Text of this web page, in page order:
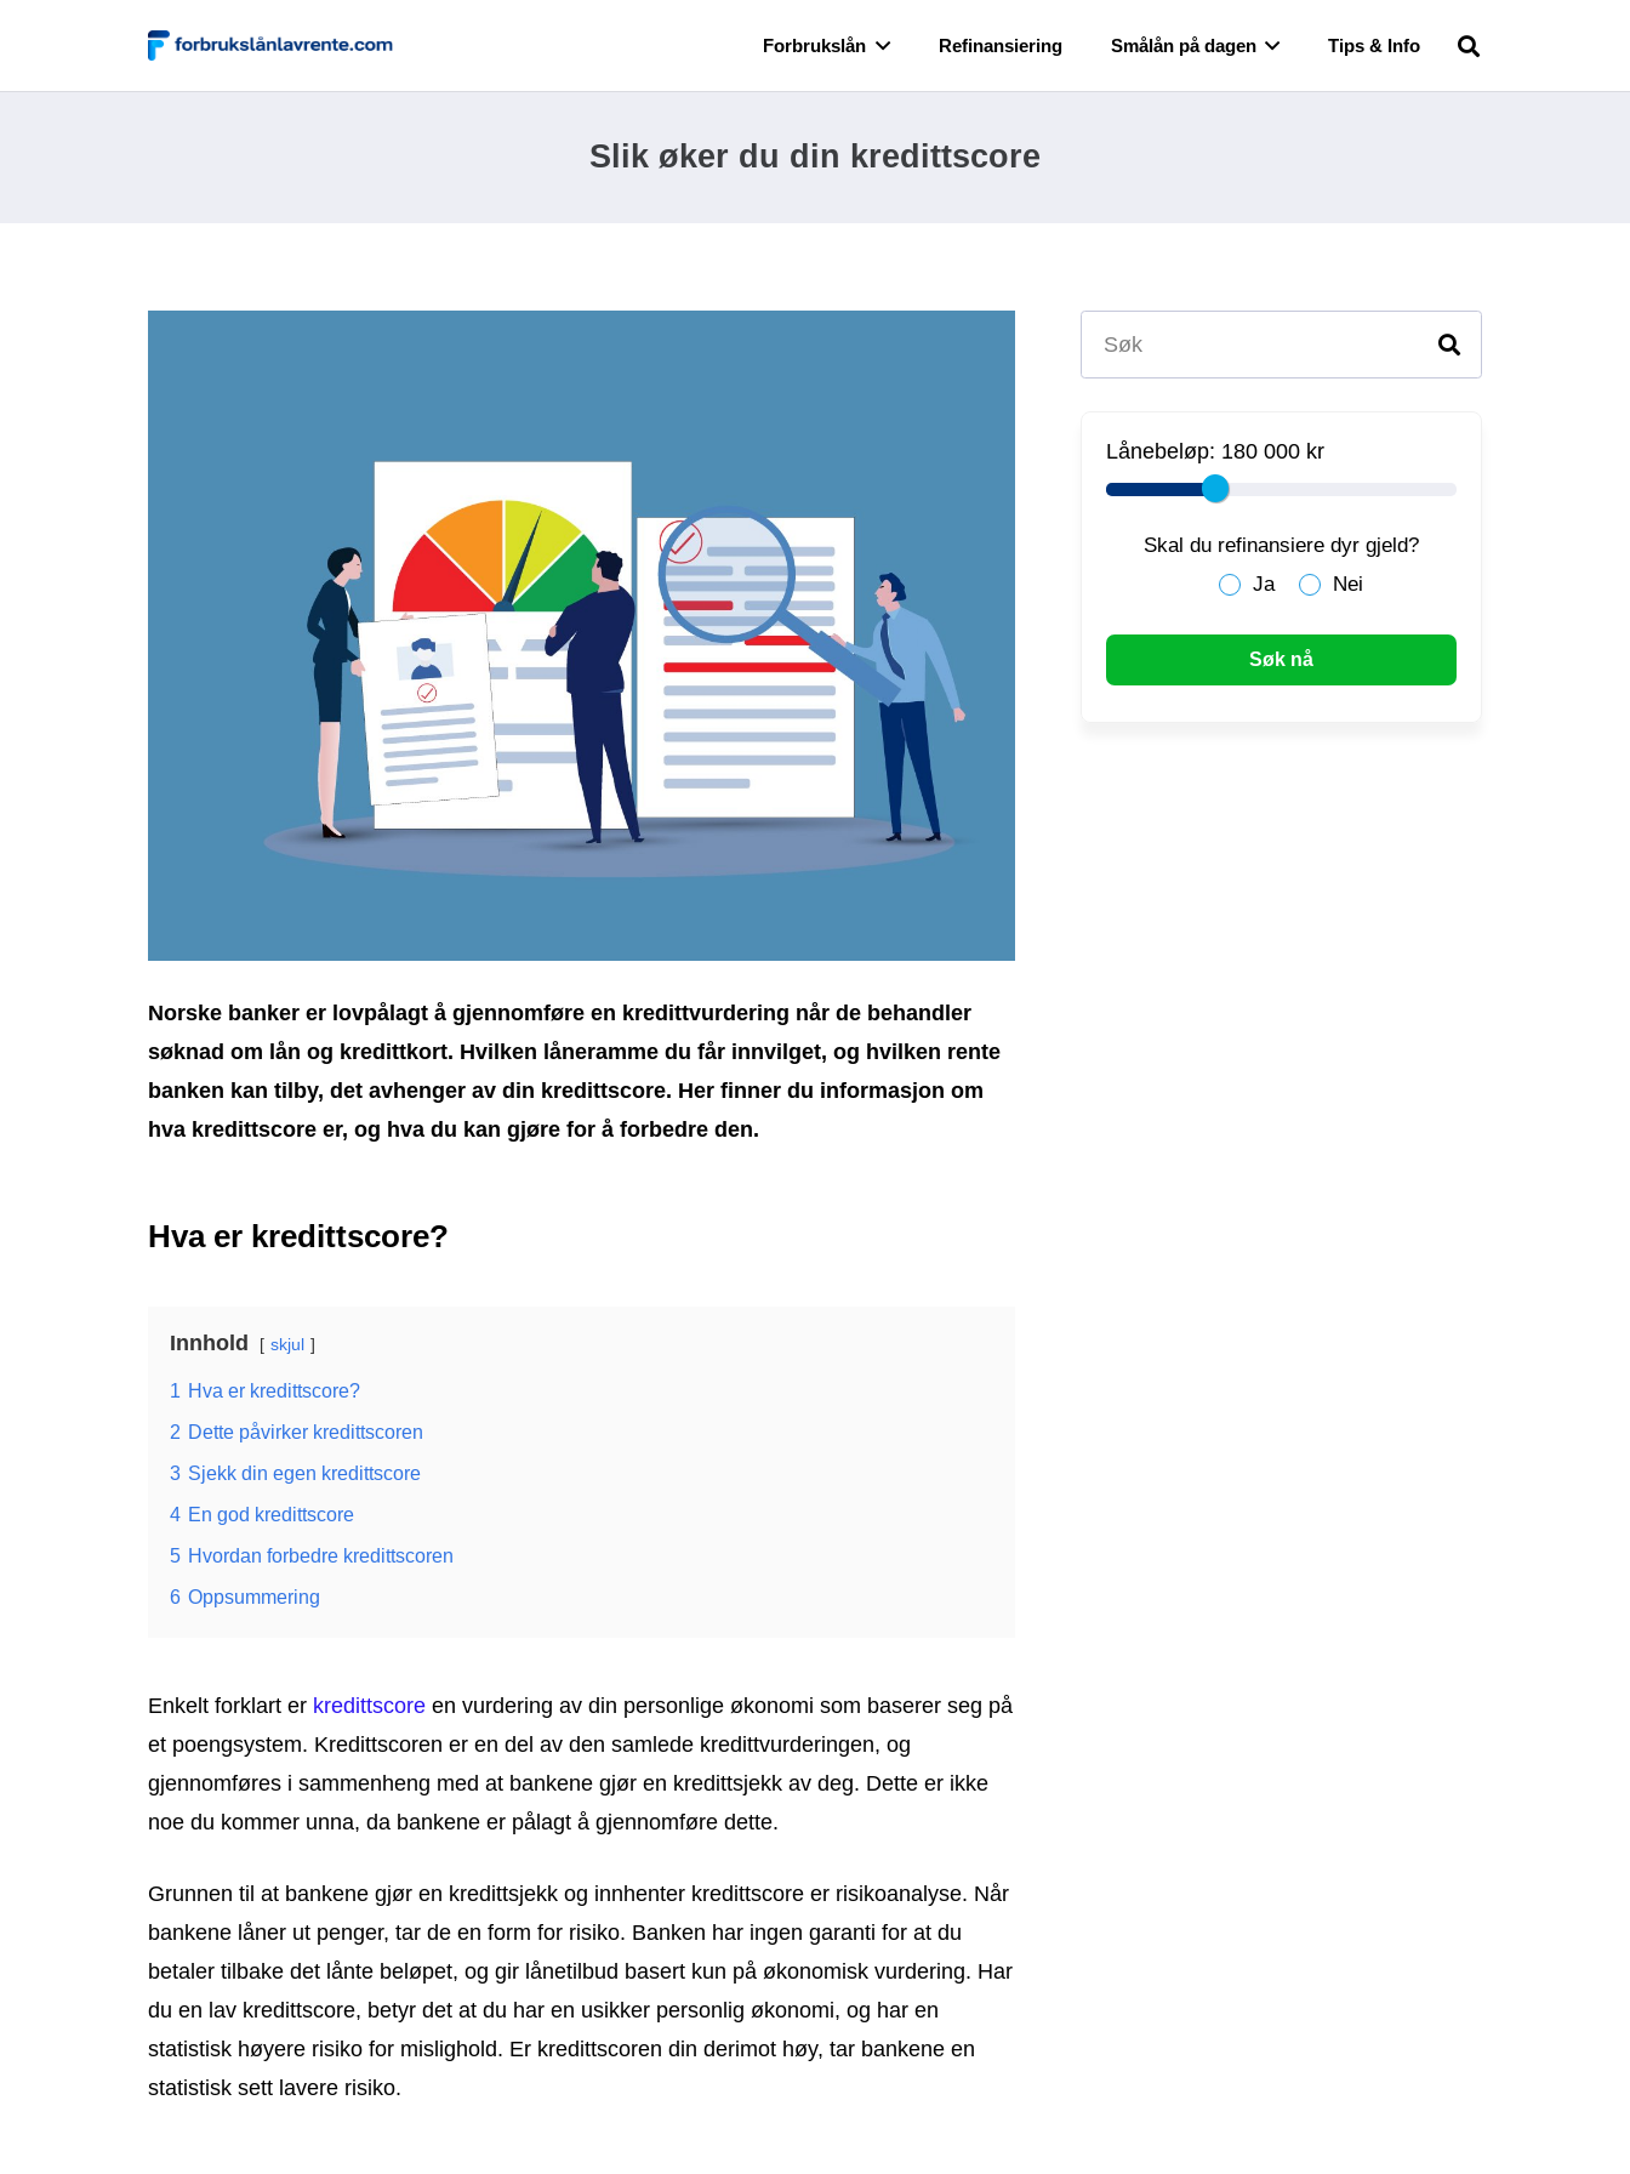
Forbrukslån Refinansiering Smålån på dagen Tips & Info
Slik øker du din kredittscore
Norske banker er lovpålagt å gjennomføre en kredittvurdering når de behandler
søknad om lån og kredittkort. Hvilken låneramme du får innvilget, og hvilken rente
banken kan tilby, det avhenger av din kredittscore. Her finner du informasjon om
hva kredittscore er, og hva du kan gjøre for å forbedre den.
Hva er kredittscore?
Innhold skjul
1 Hva er kredittscore?
2 Dette påvirker kredittscoren
3 Sjekk din egen kredittscore
4 En god kredittscore
5 Hvordan forbedre kredittscoren
6 Oppsummering
Enkelt forklart er kredittscore en vurdering av din personlige økonomi som baserer seg på
et poengsystem. Kredittscoren er en del av den samlede kredittvurderingen, og
gjennomføres i sammenheng med at bankene gjør en kredittsjekk av deg. Dette er ikke
noe du kommer unna, da bankene er pålagt å gjennomføre dette.
Grunnen til at bankene gjør en kredittsjekk og innhenter kredittscore er risikoanalyse. Når
bankene låner ut penger, tar de en form for risiko. Banken har ingen garanti for at du
betaler tilbake det lånte beløpet, og gir lånetilbud basert kun på økonomisk vurdering. Har
du en lav kredittscore, betyr det at du har en usikker personlig økonomi, og har en
statistisk høyere risiko for mislighold. Er kredittscoren din derimot høy, tar bankene en
statistisk sett lavere risiko.
Lånebeløp: 180 000 kr
Skal du refinansiere dyr gjeld?
Ja
Nei
Søk nå